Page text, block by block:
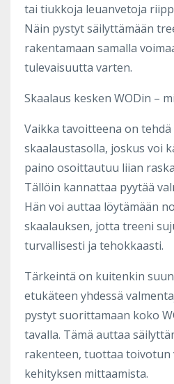
tai tiukkoja leuanvetoja
Näin pystyt säilyttämään
rakentamaan samalla
tulevaisuutta varten.
Skaalaus kesken WODin –
Vaikka tavoitteena on tehdä
skaalaustasolla, joskus voi
paino osoittautuu liian
Tällöin kannattaa pyytää
Hän voi auttaa löytämään
skaalauksen, jotta treeni
turvallisesti ja tehokkaasti.
Tärkeintä on kuitenkin
etukäteen yhdessä
pystyt suorittamaan koko
tavalla. Tämä auttaa
rakenteen, tuottaa toivotun
kehityksen mittaamista.